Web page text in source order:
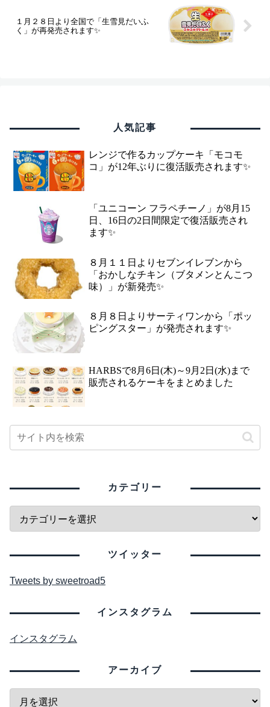
１月２８日より全国で「生雪見だいふ
く」が再発売されます✨
人気記事
レンジで作るカップケーキ「モコモ
コ」が12年ぶりに復活販売されます✨
「ユニコーン フラペチーノ」が8月15
日、16日の2日間限定で復活販売され
ます✨
８月１１日よりセブンイレブンから
「おかしなチキン（ブタメンとんこつ
味）」が新発売✨
８月８日よりサーティワンから「ポッ
ピングスター」が発売されます✨
HARBSで8月6日(木)～9月2日(水)まで
販売されるケーキをまとめました
カテゴリー
ツイッター
Tweets by sweetroad5
インスタグラム
インスタグラム
アーカイブ